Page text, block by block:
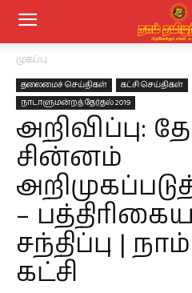
முகப்பு
தலைமைச் செய்திகள் கட்சி செய்திகள்
நாடாளுமன்றத் தேர்தல் 2019
அறிவிப்பு:
சின்னம்
–
சந்திப்பு |
கட்சி